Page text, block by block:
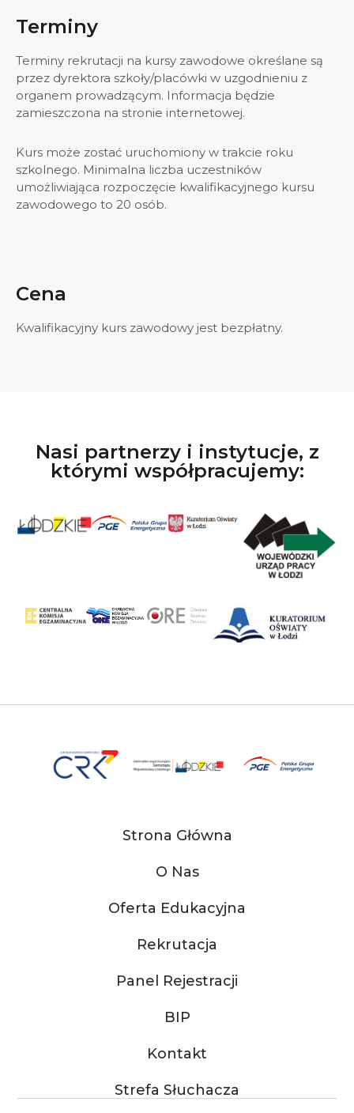
Terminy
Terminy rekrutacji na kursy zawodowe określane są
przez dyrektora szkoły/placówki w uzgodnieniu z
organem prowadzącym. Informacja będzie
zamieszczona na stronie internetowej.
Kurs może zostać uruchomiony w trakcie roku
szkolnego. Minimalna liczba uczestników
umożliwiająca rozpoczęcie kwalifikacyjnego kursu
zawodowego to 20 osób.
Cena
Kwalifikacyjny kurs zawodowy jest bezpłatny.
Nasi partnerzy i instytucje, z
którymi współpracujemy:
Strona Główna
O Nas
Oferta Edukacyjna
Rekrutacja
Panel Rejestracji
BIP
Kontakt
Strefa Słuchacza